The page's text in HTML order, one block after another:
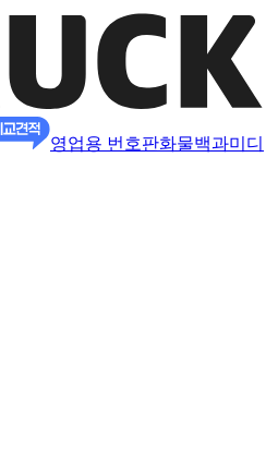
영업용 번호판화물백과미디